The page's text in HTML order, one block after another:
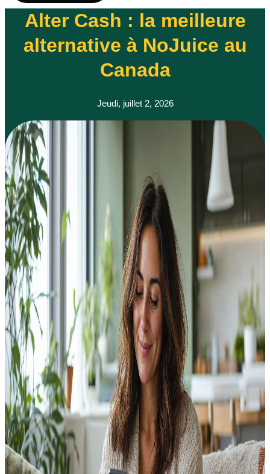
Alter Cash : la meilleure
alternative à NoJuice au
Canada
Jeudi, juillet 2, 2026